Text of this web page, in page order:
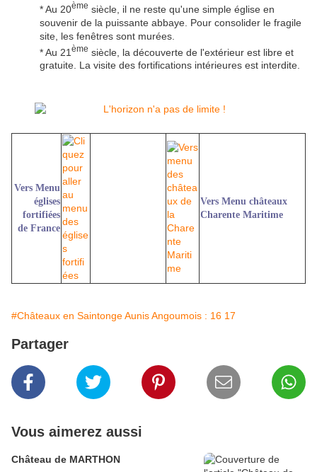
* Au 20ème siècle, il ne reste qu'une simple église en
souvenir de la puissante abbaye. Pour consolider le fragile
site, les fenêtres sont murées.
* Au 21 ème siècle, la découverte de l'extérieur est libre et
gratuite. La visite des fortifications intérieures est interdite.
Vers Menu
églises
fortifiées
de France
Vers Menu châteaux
Charente Maritime
#Châteaux en Saintonge Aunis Angoumois : 16 17
Partager
Vous aimerez aussi
Château de MARTHON